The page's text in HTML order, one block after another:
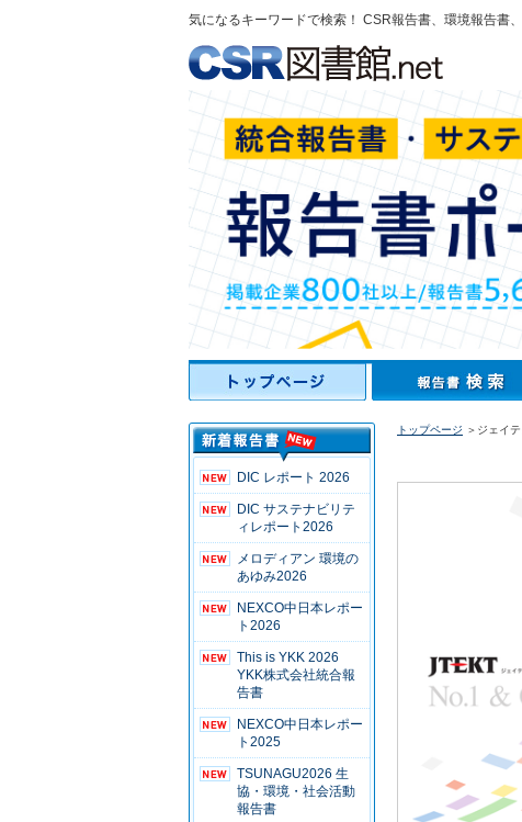
気になるキーワードで検索！ CSR報告書、環境報告書
DIC レポート 2026
DIC サステナビリテ
ィレポート2026
メロディアン 環境の
あゆみ2026
NEXCO中日本レポー
ト2026
This is YKK 2026
YKK株式会社統合報
告書
NEXCO中日本レポー
ト2025
TSUNAGU2026 生
協・環境・社会活動
報告書
トップページ ＞ジェイ